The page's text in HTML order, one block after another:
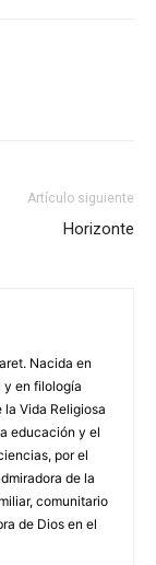
Artículo siguiente
Horizonte
Nacida en
y en filología
Vida Religiosa
educación y el
por el
de la
comunitario
de Dios en el